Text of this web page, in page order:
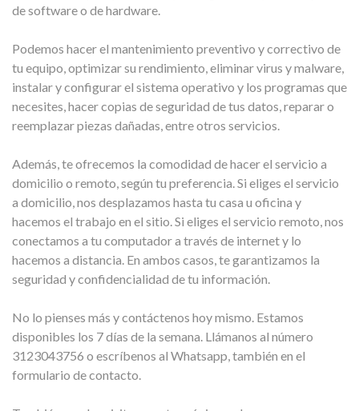
de software o de hardware.
Podemos hacer el mantenimiento preventivo y correctivo de
tu equipo, optimizar su rendimiento, eliminar virus y malware,
instalar y configurar el sistema operativo y los programas que
necesites, hacer copias de seguridad de tus datos, reparar o
reemplazar piezas dañadas, entre otros servicios.
Además, te ofrecemos la comodidad de hacer el servicio a
domicilio o remoto, según tu preferencia. Si eliges el servicio
a domicilio, nos desplazamos hasta tu casa u oficina y
hacemos el trabajo en el sitio. Si eliges el servicio remoto, nos
conectamos a tu computador a través de internet y lo
hacemos a distancia. En ambos casos, te garantizamos la
seguridad y confidencialidad de tu información.
No lo pienses más y contáctenos hoy mismo. Estamos
disponibles los 7 días de la semana. Llámanos al número
3123043756 o escríbenos al Whatsapp, también en el
formulario de contacto.